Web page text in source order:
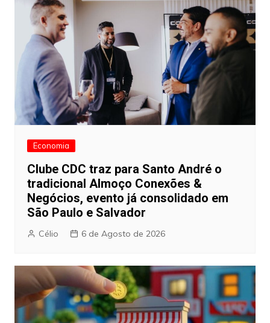
Economia
Clube CDC traz para Santo André o
tradicional Almoço Conexões &
Negócios, evento já consolidado em
São Paulo e Salvador
Célio 6 de Agosto de 2026